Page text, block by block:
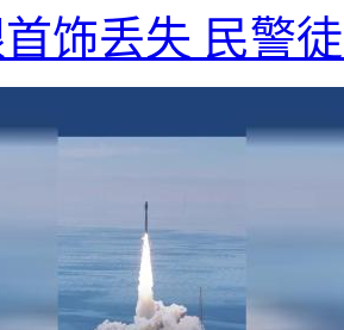
饰丢失 民警